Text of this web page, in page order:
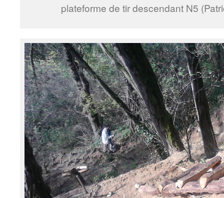
plateforme de tir descendant N5